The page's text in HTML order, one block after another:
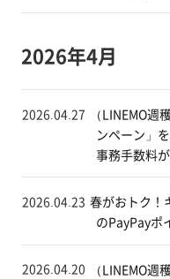
2026年4月
2026.04.27
（LINEMO
ンペーン」
事務手数料
2026.04.23 春がおトク！
のPayPayポ
2026.04.20
（LINEMO